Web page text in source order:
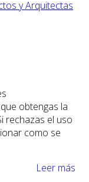
y Arquitectas
obtengas la
rechazas el uso
como se
Leer más